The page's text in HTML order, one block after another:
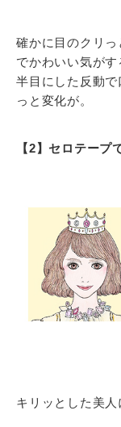
確かに目のクリ
でかわいい気がす
半目にした反動で
っと変化が。
【2】セロテープ
キリッとした美